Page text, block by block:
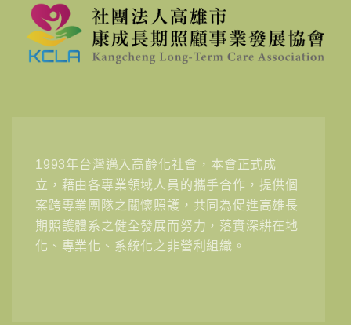
1993年台灣邁入高齡化社會，本會正式成
立，藉由各專業領域人員的攜手合作，提供個
案跨專業團隊之關懷照護，共同為促進高雄長
期照護體系之健全發展而努力，落實深耕在地
化、專業化、系統化之非營利組織。